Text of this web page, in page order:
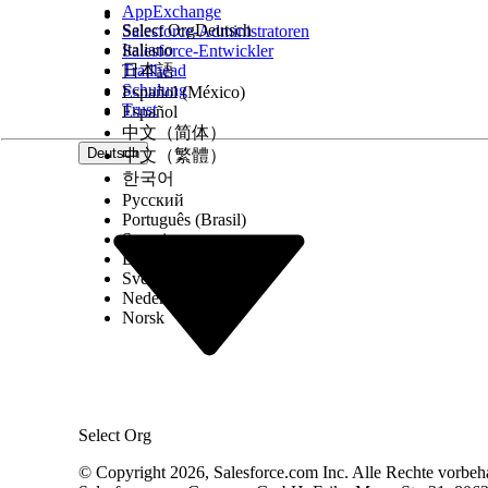
giftEntryGridBarCodeDisplayColumn.js
import { api, LightningElement } from 'lwc';
export default class
    /**
* params is the only inbound property
     */
    @api params;
    /**
     * Example Method:
* This getter function displays various
* that is specified in the yaml file
     * @returns {*|string}
     */
    get columnDisplayValue() {
let response =
        if (this.params?.data?.LastName) {
        }
    }
AppExchange
Salesforce-Administratoren
Salesforce-Entwickler
Trailhead
Schulung
Trust
Deutsch
Select Org
Select OrgDeutsch
Italiano
日本語
Español (México)
Español
中文（简体）
中文（繁體）
한국어
Русский
Português (Brasil)
Suomi
Dansk
Svenska
Nederlands
Norsk
© Copyright 2026, Salesforce.com Inc. Alle Rechte